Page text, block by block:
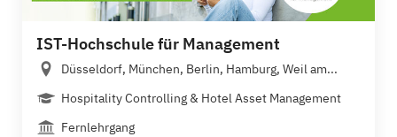
IST-Hochschule für Management
Düsseldorf, München, Berlin, Hamburg, Weil am...
Hospitality Controlling & Hotel Asset Management
Fernlehrgang